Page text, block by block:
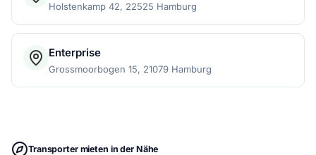
Holstenkamp 42, 22525 Hamburg
Enterprise
Grossmoorbogen 15, 21079 Hamburg
Transporter mieten in der Nähe